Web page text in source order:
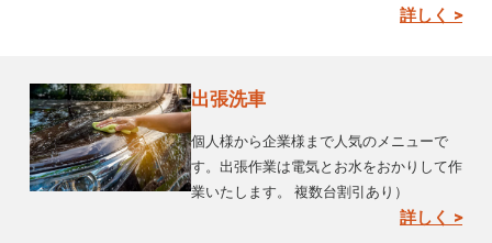
詳しく >
出張洗車
個人様から企業様まで人気のメニューで
す。出張作業は電気とお水をおかりして作
業いたします。 複数台割引あり）
詳しく >